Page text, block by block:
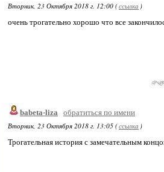
Вторник, 23 Октября 2018 г. 12:00 (ссылка )
очень трогательно хорошо что все
babeta-liza
обратиться по имени
Вторник, 23 Октября 2018 г. 13:05 (ссылка )
Трогательная история с замечательным